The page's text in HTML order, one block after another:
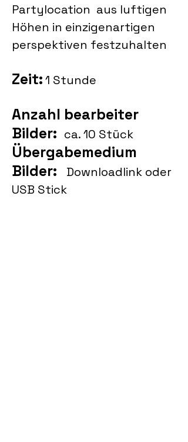
Partylocation aus luftigen
Höhen in einzigenartigen
perspektiven festzuhalten
Zeit:1 Stunde
Anzahl bearbeiter
Bilder: ca. 10 Stück
Übergabemedium
Bilder:
Downloadlink oder
USB Stick